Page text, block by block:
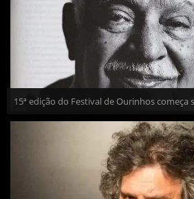
15ª edição do Festival de Ourinhos começa